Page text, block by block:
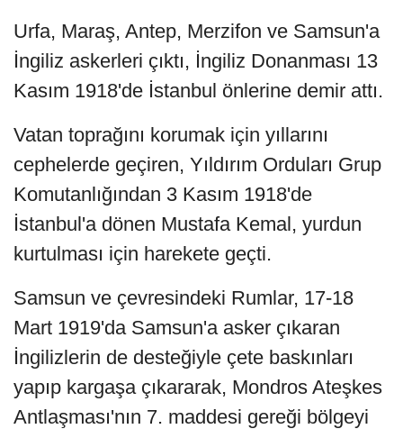
Urfa, Maraş, Antep, Merzifon ve Samsun'a
İngiliz askerleri çıktı, İngiliz Donanması 13
Kasım 1918'de İstanbul önlerine demir attı.
Vatan toprağını korumak için yıllarını
cephelerde geçiren, Yıldırım Orduları Grup
Komutanlığından 3 Kasım 1918'de
İstanbul'a dönen Mustafa Kemal, yurdun
kurtulması için harekete geçti.
Samsun ve çevresindeki Rumlar, 17-18
Mart 1919'da Samsun'a asker çıkaran
İngilizlerin de desteğiyle çete baskınları
yapıp kargaşa çıkararak, Mondros Ateşkes
Antlaşması'nın 7. maddesi gereği bölgeyi